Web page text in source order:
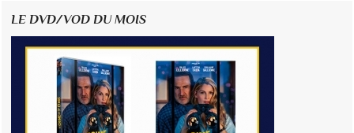
LE DVD/VOD DU MOIS